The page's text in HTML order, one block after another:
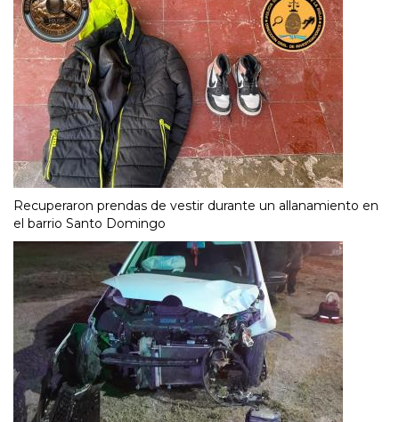
Recuperaron prendas de vestir durante un allanamiento en
el barrio Santo Domingo